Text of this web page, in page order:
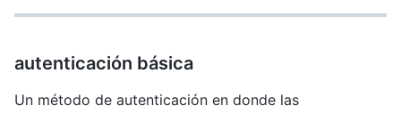
autenticación básica
Un método de autenticación en donde las